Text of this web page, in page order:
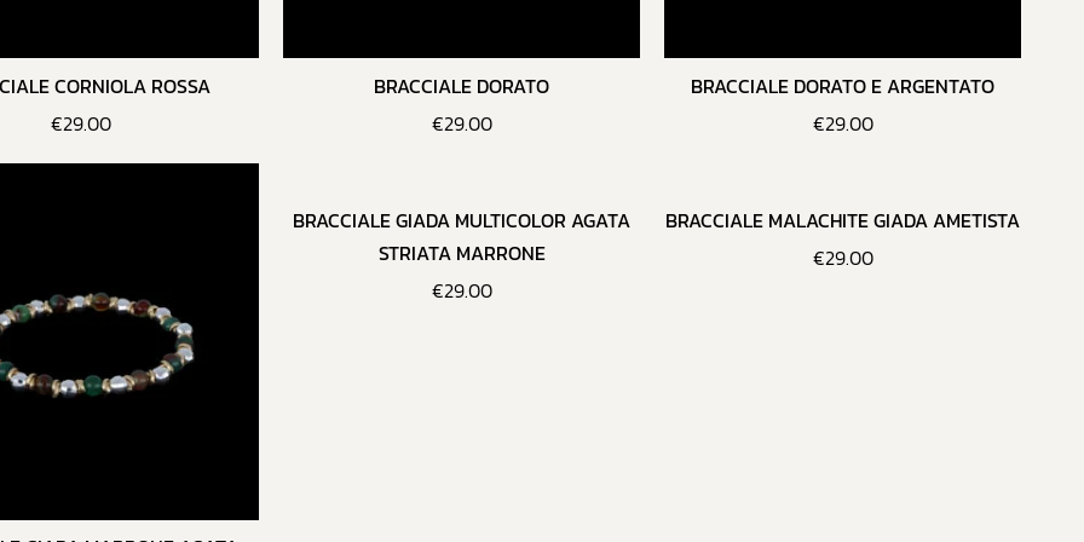
CORNIOLA ROSSA
€29.00
BRACCIALE DORATO
€29.00
BRACCIALE DORATO E ARGENTATO
€29.00
BRACCIALE GIADA MULTICOLOR AGATA
STRIATA MARRONE
€29.00
BRACCIALE MALACHITE GIADA AMETISTA
€29.00